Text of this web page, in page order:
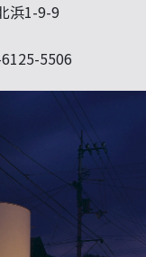
浜1-9-9
5506